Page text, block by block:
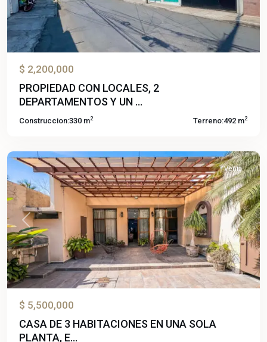
$ 2,200,000
PROPIEDAD CON LOCALES, 2
DEPARTAMENTOS Y UN ...
Construccion:330 m2 Terreno:492 m2
Jojutla
De
Centro
Previous Next
Venta
$ 5,500,000
CASA DE 3 HABITACIONES EN UNA SOLA
PLANTA, E...